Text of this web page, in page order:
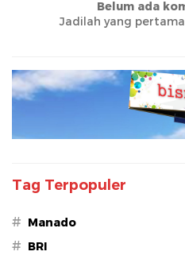
Belum ada
Jadilah yang
Tag Terpopuler
# Manado
# BRI